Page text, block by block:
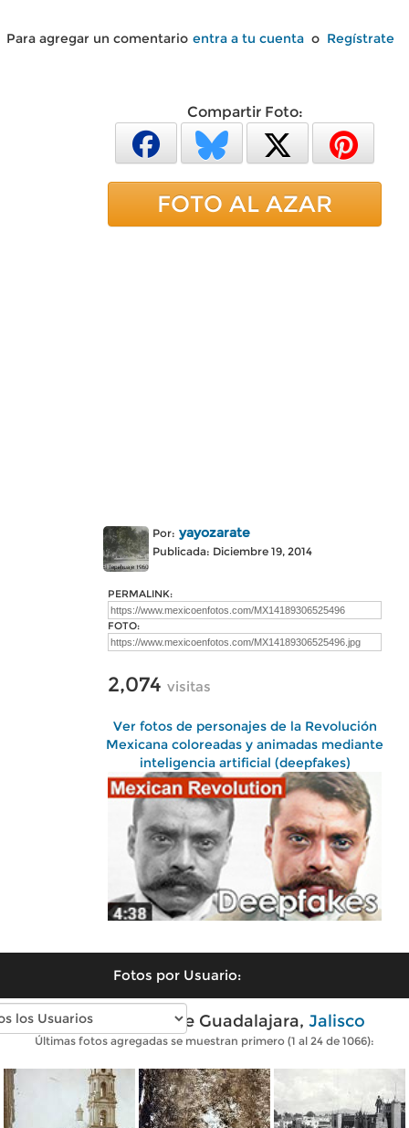
Para agregar un comentario entra a tu cuenta o Regístrate
Compartir Foto:
FOTO AL AZAR
Por: yayozarate
Publicada: Diciembre 19, 2014
PERMALINK:
FOTO:
2,074 visitas
Ver fotos de personajes de la Revolución
Mexicana coloreadas y animadas mediante
inteligencia artificial (deepfakes)
Fotos por Usuario:
Fotos antiguas de Guadalajara, Jalisco
Últimas fotos agregadas se muestran primero (1 al 24 de 1066):